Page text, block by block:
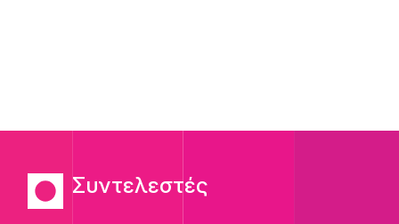
Συντελεστές